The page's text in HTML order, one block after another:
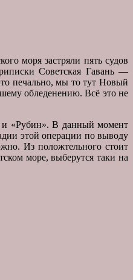
моря застряли пять судов
Советская Гавань —
печально, мы то тут Новый
обледенению. Всё это не
и «Рубин». В данный момент
этой операции по выводу
Из положтельного стоит
море, выберутся таки на